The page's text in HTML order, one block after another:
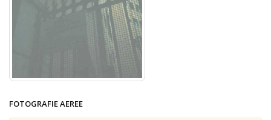
FOTOGRAFIE AEREE